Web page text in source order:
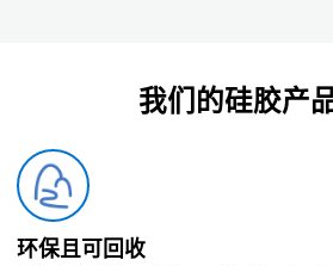
我们的硅胶产
环保且可回收